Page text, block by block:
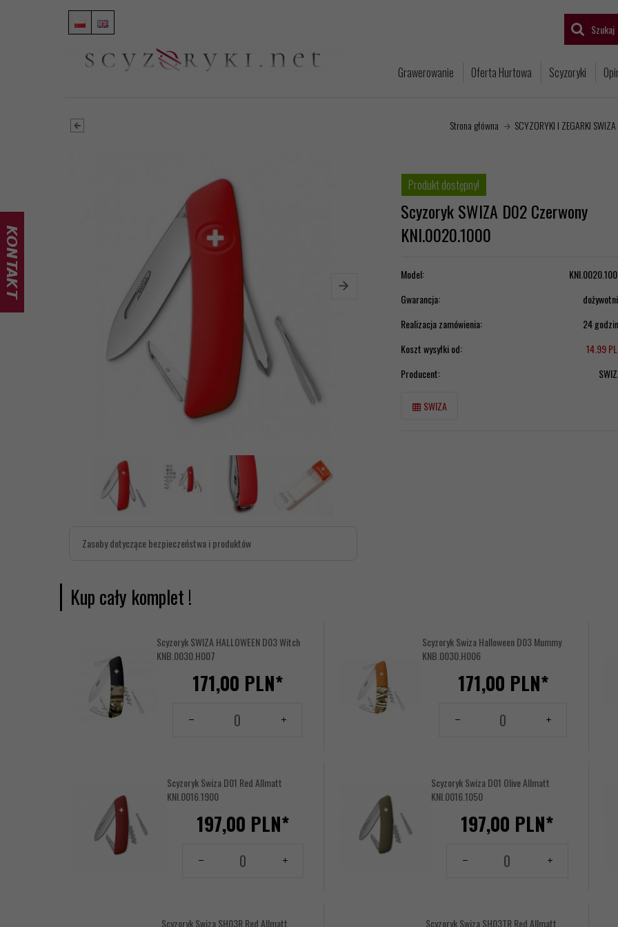
Szukaj
Grawerowanie Oferta Hurtowa Scyzoryki
Strona główna SCYZORYKI I ZEGARKI SWIZA
Zasoby dotyczące bezpieczeństwa i produktów
Produkt dostępny!
Scyzoryk SWIZA D02 Czerwony
KNI.0020.1000
Model:
Gwarancja:
Realizacja zamówienia:
24
Koszt wysyłki od:
14.99
Producent:
SWIZA
Kup cały komplet !
Scyzoryk SWIZA HALLOWEEN D03 Witch
KNB.0030.H007
171,00 PLN*
Scyzoryk Swiza Halloween D03 Mummy
KNB.0030.H006
171,00 PLN*
Scyzoryk Swiza D01 Red Allmatt
KNI.0016.1900
197,00 PLN*
Scyzoryk Swiza D01 Olive Allmatt
KNI.0016.1050
197,00 PLN*
Scyzoryk Swiza SH03R Red Allmatt
Scyzoryk Swiza SH03TR Red Allmatt